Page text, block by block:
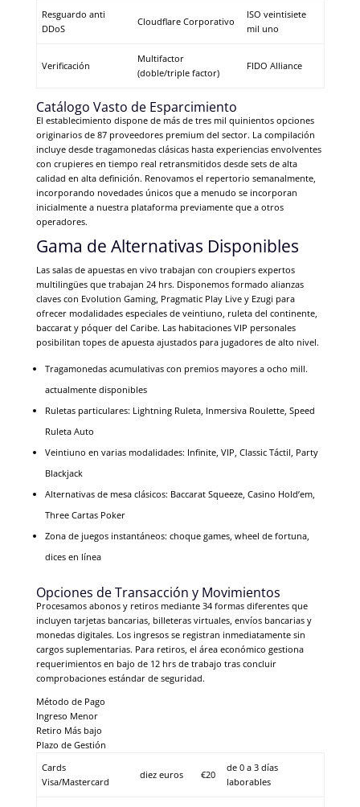
Resguardo anti
DDoS
Cloudflare Corporativo
ISO veintisiete
mil uno
Verificación
Multifactor
(doble/triple factor)
FIDO Alliance
Catálogo Vasto de Esparcimiento
El establecimiento dispone de más de tres mil quinientos opciones
originarios de 87 proveedores premium del sector. La compilación
incluye desde tragamonedas clásicas hasta experiencias envolventes
con crupieres en tiempo real retransmitidos desde sets de alta
calidad en alta definición. Renovamos el repertorio semanalmente,
incorporando novedades únicos que a menudo se incorporan
inicialmente a nuestra plataforma previamente que a otros
operadores.
Gama de Alternativas Disponibles
Las salas de apuestas en vivo trabajan con croupiers expertos
multilingües que trabajan 24 hrs. Disponemos formado alianzas
claves con Evolution Gaming, Pragmatic Play Live y Ezugi para
ofrecer modalidades especiales de veintiuno, ruleta del continente,
baccarat y póquer del Caribe. Las habitaciones VIP personales
posibilitan topes de apuesta ajustados para jugadores de alto nivel.
Tragamonedas acumulativas con premios mayores a ocho mill.
actualmente disponibles
Ruletas particulares: Lightning Ruleta, Inmersiva Roulette, Speed
Ruleta Auto
Veintiuno en varias modalidades: Infinite, VIP, Classic Táctil, Party
Blackjack
Alternativas de mesa clásicos: Baccarat Squeeze, Casino Hold’em,
Three Cartas Poker
Zona de juegos instantáneos: choque games, wheel de fortuna,
dices en línea
Opciones de Transacción y Movimientos
Procesamos abonos y retiros mediante 34 formas diferentes que
incluyen tarjetas bancarias, billeteras virtuales, envíos bancarias y
monedas digitales. Los ingresos se registran inmediatamente sin
cargos suplementarias. Para retiros, el área económico gestiona
requerimientos en bajo de 12 hrs de trabajo tras concluir
comprobaciones estándar de seguridad.
Método de Pago
Ingreso Menor
Retiro Más bajo
Plazo de Gestión
Cards
Visa/Mastercard
diez euros €20
de 0 a 3 días
laborables